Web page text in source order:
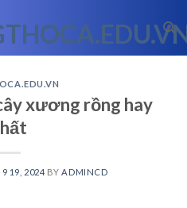
xương rồng hay
19, 2024 BY ADMINCD